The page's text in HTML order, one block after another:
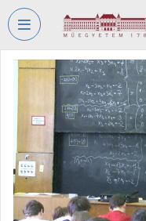
Fejléc kihagyása Menü kihagyása
VIDEOTORIUM
BUDAPESTI
MŰSZAKI
ÉS
GAZDASÁGTUDOMÁNYI
EGYETEM
Intézményi kezdőlap